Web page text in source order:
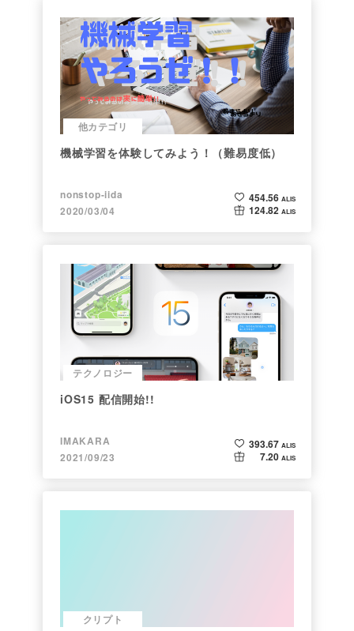
他カテゴリ
機械学習を体験してみよう！（難易度低）
nonstop-iida
2020/03/04
454.56 ALIS
124.82 ALIS
テクノロジー
iOS15 配信開始!!
IMAKARA
2021/09/23
393.67 ALIS
7.20 ALIS
クリプト